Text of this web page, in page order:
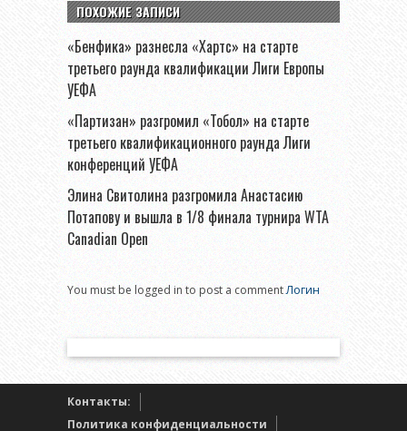
ПОХОЖИЕ ЗАПИСИ
«Бенфика» разнесла «Хартс» на старте
третьего раунда квалификации Лиги Европы
УЕФА
«Партизан» разгромил «Тобол» на старте
третьего квалификационного раунда Лиги
конференций УЕФА
Элина Свитолина разгромила Анастасию
Потапову и вышла в 1/8 финала турнира WTA
Canadian Open
You must be logged in to post a commentЛогин
Контакты:
Политика конфиденциальности